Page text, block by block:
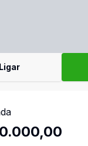
Ligar